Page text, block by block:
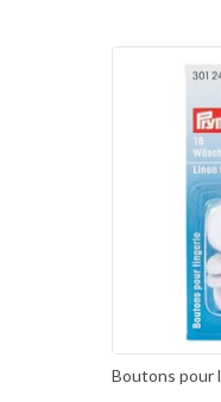
Boutons pour